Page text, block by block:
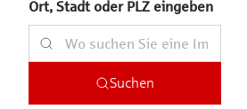
Ort, Stadt oder PLZ eingeben
Suchen